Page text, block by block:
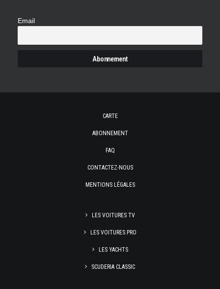
Email
CARTE
ABONNEMENT
FAQ
CONTACTEZ-NOUS
MENTIONS LÉGALES
LES VOITURES TV
LES VOITURES PRO
LES YACHTS
SCUDERIA CLASSIC